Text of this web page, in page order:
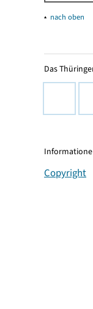
▴ nach oben
Das
Copyright